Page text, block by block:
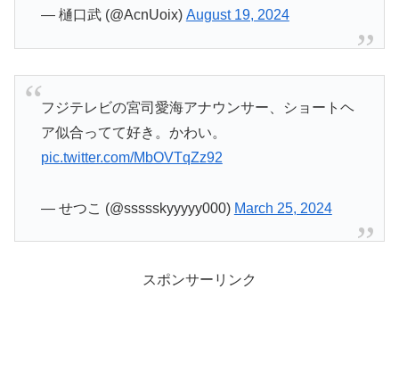
— 樋口武 (@AcnUoix) August 19, 2024
フジテレビの宮司愛海アナウンサー、ショートヘ
ア似合ってて好き。かわい。
pic.twitter.com/MbOVTqZz92
— せつこ (@ssssskyyyyy000) March 25, 2024
スポンサーリンク